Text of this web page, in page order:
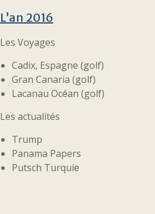
L’an 2016
Les Voyages
Cadix, Espagne (golf)
Gran Canaria (golf)
Lacanau Océan (golf)
Les actualités
Trump
Panama Papers
Putsch Turquie